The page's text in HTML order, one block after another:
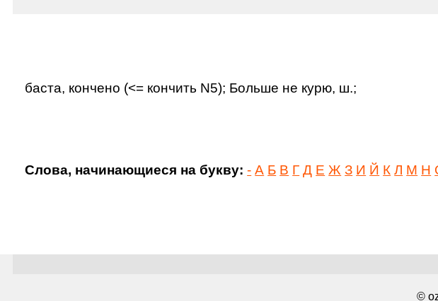
баста, кончено (<= кончить N5); Больше не курю, ш.;
Слова, начинающиеся на букву: - А Б В Г Д Е Ж З И Й К Л М Н
©